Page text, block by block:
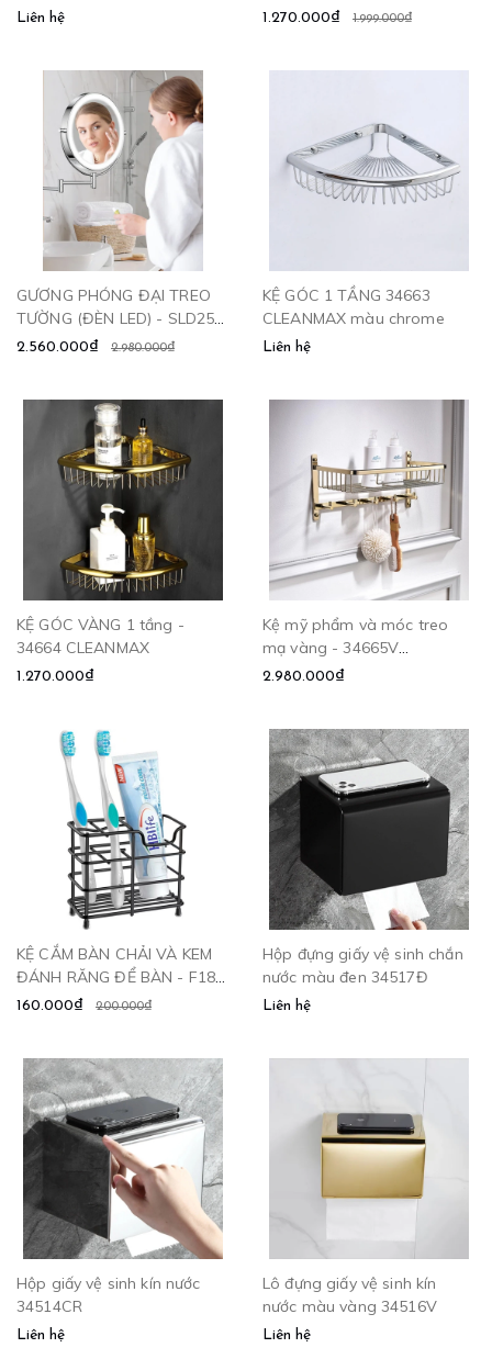
Liên hệ
CLEANMAX
1.270.000₫ 1.999.000₫
GƯƠNG PHÓNG ĐẠI TREO
TƯỜNG (ĐÈN LED) - SLD256
CLEANMAX
2.560.000₫ 2.980.000₫
KỆ GÓC 1 TẦNG 34663
CLEANMAX màu chrome
Liên hệ
KỆ GÓC VÀNG 1 tầng -
34664 CLEANMAX
1.270.000₫
Kệ mỹ phẩm và móc treo
mạ vàng - 34665V
CLEANMAX
2.980.000₫
KỆ CẮM BÀN CHẢI VÀ KEM
ĐÁNH RĂNG ĐỂ BÀN - F18
CLEANMAX
160.000₫ 200.000₫
Hộp đựng giấy vệ sinh chắn
nước màu đen 34517Đ
Liên hệ
Hộp giấy vệ sinh kín nước
34514CR
Liên hệ
Lô đựng giấy vệ sinh kín
nước màu vàng 34516V
Liên hệ